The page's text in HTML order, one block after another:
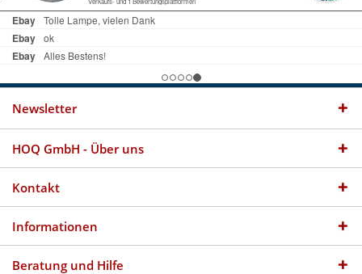
Newsletter
HOQ GmbH - Über uns
Kontakt
Informationen
Beratung und Hilfe